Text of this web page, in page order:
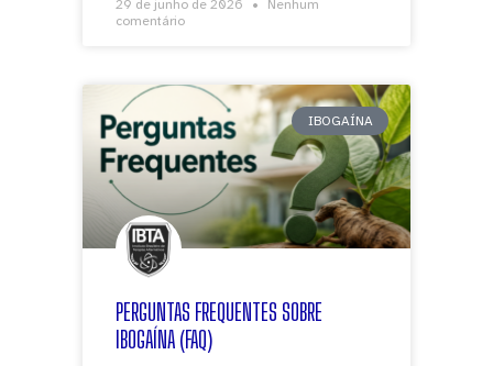
29 de junho de 2026
Nenhum
comentário
IBOGAÍNA
PERGUNTAS FREQUENTES SOBRE
IBOGAÍNA (FAQ)